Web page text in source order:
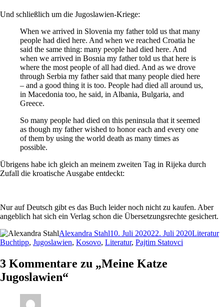
Und schließlich um die Jugoslawien-Kriege:
When we arrived in Slovenia my father told us that many
people had died here. And when we reached Croatia he
said the same thing: many people had died here. And
when we arrived in Bosnia my father told us that here is
where the most people of all had died. And as we drove
through Serbia my father said that many people died here
– and a good thing it is too. People had died all around us,
in Macedonia too, he said, in Albania, Bulgaria, and
Greece.
So many people had died on this peninsula that it seemed
as though my father wished to honor each and every one
of them by using the world death as many times as
possible.
Übrigens habe ich gleich an meinem zweiten Tag in Rijeka durch
Zufall die kroatische Ausgabe entdeckt:
Nur auf Deutsch gibt es das Buch leider noch nicht zu kaufen. Aber
angeblich hat sich ein Verlag schon die Übersetzungsrechte gesichert.
Autor
Alexandra StahlVeröffentlicht
am
10. Juli 202022. Juli 2020Literatur
Buchtipp, Jugoslawien, Kosovo, Literatur, Pajtim Statovci
3 Kommentare zu „Meine Katze
Jugoslawien“